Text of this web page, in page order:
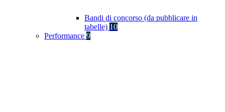
Bandi di concorso (da pubblicare in
tabelle) 10
Performance 9